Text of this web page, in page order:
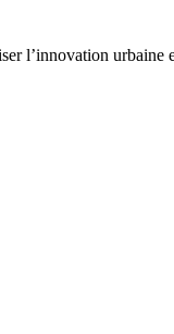
l’innovation urbaine